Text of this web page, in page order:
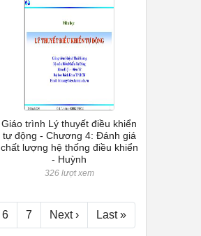
Giáo trình Lý thuyết điều khiển
tự động - Chương 4: Đánh giá
chất lượng hệ thống điều khiển
- Huỳnh
326 lượt xem
6 7 Next › Last »